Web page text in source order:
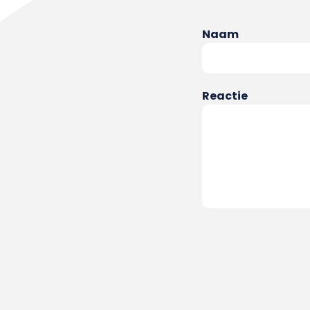
Naam
Reactie